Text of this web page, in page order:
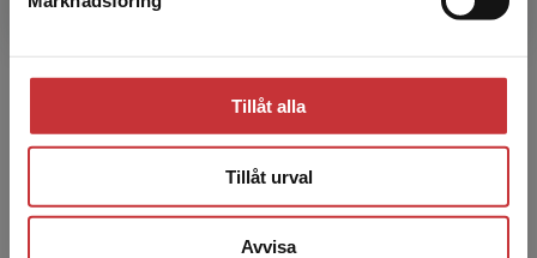
Tillåt alla
Tillåt urval
Avvisa
paket
Att bygga en undervisningsgemenskap är
centralt för att skapa framgångsrik
undervisning. Temats tre böcker – Starta
skolan starkt, Meningsfull unde...
inkl. moms
Exkl. moms: 656 kr